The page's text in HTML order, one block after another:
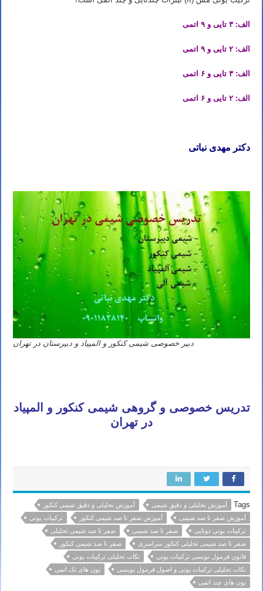
الف: ۳ تایی و ۹ اتمی
الف: ۲ تایی و ۹ اتمی
الف: ۳ تایی و ۶ اتمی
الف: ۲ تایی و ۶ اتمی
دکتر مهدی نباتی
دبیر خصوصی شیمی کنکور و المپیاد و دبیرستان در تهران
تدریس خصوصی و گروهی شیمی کنکور و المپیاد
در تهران
Tags آموزش تحلیلی و دقیق شیمی
آموزش تحلیلی و دقیق شیمی کنکور
آموزش صفر تا صد شیمی
آموزش صفر تا صد شیمی کنکور
ترکیبات یونی
ترکیبات یونی دوتایی
صفر تا صد شیمی
صفر تا صد شیمی تحلیلی
صفر تا صد شیمی تحلیلی کنکور سراسری
صفر تا صد شیمی کنکور
قانون فرمول نویسی ترکیبات یونی
نکات تحلیلی ترکیبات یونی
نکات تحلیلی ترکیبات یونی و اصول فرمول نویسی
یون های تک اتمی
یون های چند اتمی